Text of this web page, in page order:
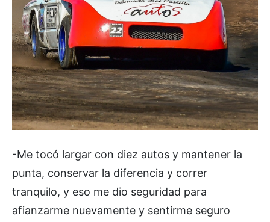
-Me tocó largar con diez autos y mantener la
punta, conservar la diferencia y correr
tranquilo, y eso me dio seguridad para
afianzarme nuevamente y sentirme seguro